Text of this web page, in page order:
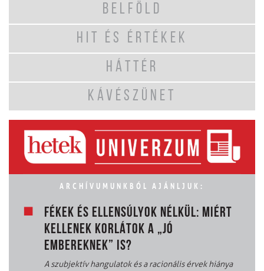
BELFÖLD
HIT ÉS ÉRTÉKEK
HÁTTÉR
KÁVÉSZÜNET
ARCHÍVUMUNKBÓL AJÁNLJUK:
FÉKEK ÉS ELLENSÚLYOK NÉLKÜL: MIÉRT
KELLENEK KORLÁTOK A „JÓ
EMBEREKNEK” IS?
A szubjektív hangulatok és a racionális érvek hiánya